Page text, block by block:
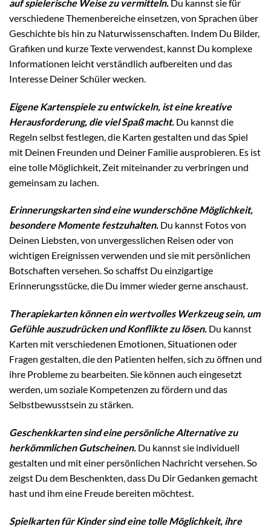
auf spielerische Weise zu vermitteln. Du kannst sie für
verschiedene Themenbereiche einsetzen, von Sprachen über
Geschichte bis hin zu Naturwissenschaften. Indem Du Bilder,
Grafiken und kurze Texte verwendest, kannst Du komplexe
Informationen leicht verständlich aufbereiten und das
Interesse Deiner Schüler wecken.
Eigene Kartenspiele zu entwickeln, ist eine kreative
Herausforderung, die viel Spaß macht. Du kannst die
Regeln selbst festlegen, die Karten gestalten und das Spiel
mit Deinen Freunden und Deiner Familie ausprobieren. Es ist
eine tolle Möglichkeit, Zeit miteinander zu verbringen und
gemeinsam zu lachen.
Erinnerungskarten sind eine wunderschöne Möglichkeit,
besondere Momente festzuhalten. Du kannst Fotos von
Deinen Liebsten, von unvergesslichen Reisen oder von
wichtigen Ereignissen verwenden und sie mit persönlichen
Botschaften versehen. So schaffst Du einzigartige
Erinnerungsstücke, die Du immer wieder gerne anschaust.
Therapiekarten können ein wertvolles Werkzeug sein, um
Gefühle auszudrücken und Konflikte zu lösen. Du kannst
Karten mit verschiedenen Emotionen, Situationen oder
Fragen gestalten, die den Patienten helfen, sich zu öffnen und
ihre Probleme zu bearbeiten. Sie können auch eingesetzt
werden, um soziale Kompetenzen zu fördern und das
Selbstbewusstsein zu stärken.
Geschenkkarten sind eine persönliche Alternative zu
herkömmlichen Gutscheinen. Du kannst sie individuell
gestalten und mit einer persönlichen Nachricht versehen. So
zeigst Du dem Beschenkten, dass Du Dir Gedanken gemacht
hast und ihm eine Freude bereiten möchtest.
Spielkarten für Kinder sind eine tolle Möglichkeit, ihre